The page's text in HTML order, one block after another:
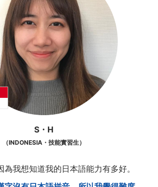
S・H
（INDONESIA・技能實習生）
為我想知道我的日本語能力有多好。